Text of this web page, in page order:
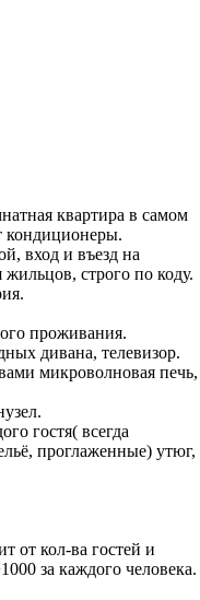
квартира в самом
кондиционеры.
вход и въезд на
строго по коду.
проживания.
дивана, телевизор.
микроволновая печь,
гостя( всегда
проглаженные) утюг,
от кол-ва гостей и
за каждого человека.